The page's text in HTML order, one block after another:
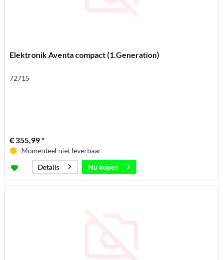
Elektronik Aventa compact (1.Generation)
72715
€ 355,99 *
Momenteel niet leverbaar
Details
Nu kopen